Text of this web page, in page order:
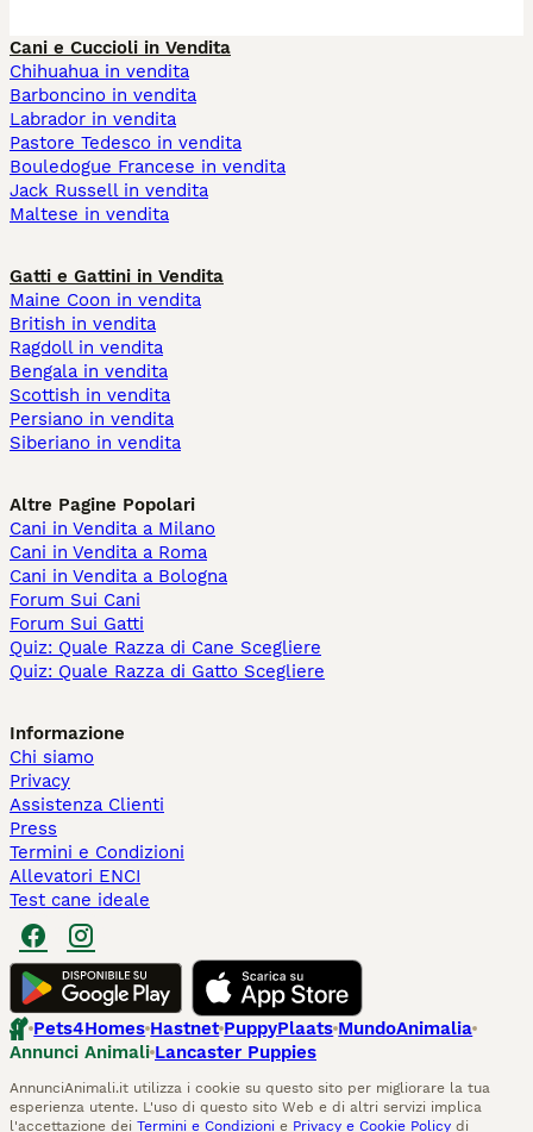
Cani e Cuccioli in Vendita
Chihuahua in vendita
Barboncino in vendita
Labrador in vendita
Pastore Tedesco in vendita
Bouledogue Francese in vendita
Jack Russell in vendita
Maltese in vendita
Gatti e Gattini in Vendita
Maine Coon in vendita
British in vendita
Ragdoll in vendita
Bengala in vendita
Scottish in vendita
Persiano in vendita
Siberiano in vendita
Altre Pagine Popolari
Cani in Vendita a Milano
Cani in Vendita a Roma
Cani in Vendita a Bologna
Forum Sui Cani
Forum Sui Gatti
Quiz: Quale Razza di Cane Scegliere
Quiz: Quale Razza di Gatto Scegliere
Informazione
Chi siamo
Privacy
Assistenza Clienti
Press
Termini e Condizioni
Allevatori ENCI
Test cane ideale
Pets4Homes Hastnet PuppyPlaats MundoAnimalia
Annunci Animali Lancaster Puppies
AnnunciAnimali.it utilizza i cookie su questo sito per migliorare la tua
esperienza utente. L'uso di questo sito Web e di altri servizi implica
l'accettazione dei Termini e Condizioni e Privacy e Cookie Policy di